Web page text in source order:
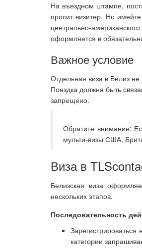
На въездном штампе,
просит визитер. Но
центрально-
оформляется в
Важное условие
Отдельная виза в Белиз
Поездка должна быть
запрещено.
Обратите внимание:
мульти-визы США,
Виза в
Белизская виза
нескольких этапов.
Последовательность
категории